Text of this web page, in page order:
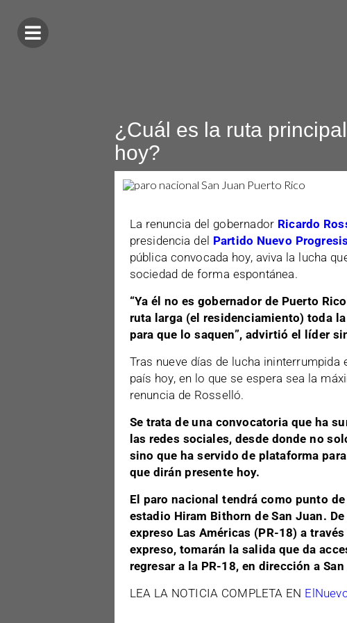
¿Cuál es la ruta
hoy?
La renuncia del gobernador Ricardo
presidencia del Partido Nuevo
pública convocada hoy, aviva la lucha
sociedad de forma espontánea.
“Ya él no es gobernador de Puerto
ruta larga (el residenciamiento) toda
para que lo saquen”, advirtió el líder
Tras nueve días de lucha ininterrumpida
país hoy, en lo que se espera sea la
renuncia de Rosselló.
Se trata de una convocatoria que ha
las redes sociales, desde donde no
sino que ha servido de plataforma
que dirán presente hoy.
El paro nacional tendrá como punto
estadio Hiram Bithorn de San Juan.
expreso Las Américas (PR-18) a
expreso, tomarán la salida que da
regresar a la PR-18, en dirección a
LEA LA NOTICIA COMPLETA EN